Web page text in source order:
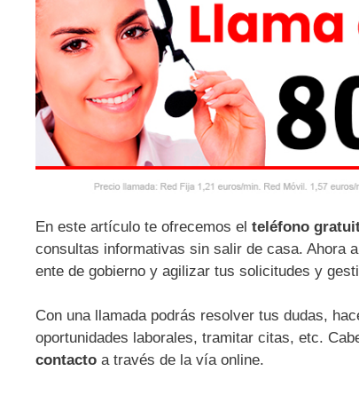
En este artículo te ofrecemos el teléfono
consultas informativas sin salir de casa. Ahora
ente de gobierno y agilizar tus solicitudes y
Con una llamada podrás resolver tus dudas,
oportunidades laborales, tramitar citas, etc.
contacto a través de la vía online.